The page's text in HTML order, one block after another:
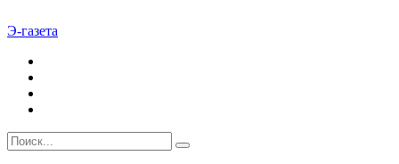
Э-газета